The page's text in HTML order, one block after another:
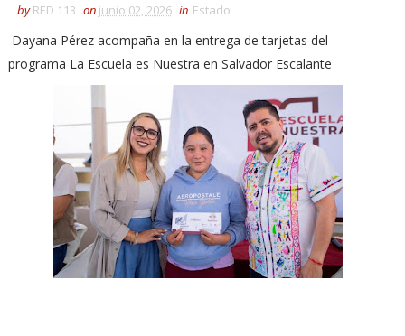
by RED 113 on junio 02, 2026 in Estado
Dayana Pérez acompaña en la entrega de tarjetas del
programa La Escuela es Nuestra en Salvador Escalante